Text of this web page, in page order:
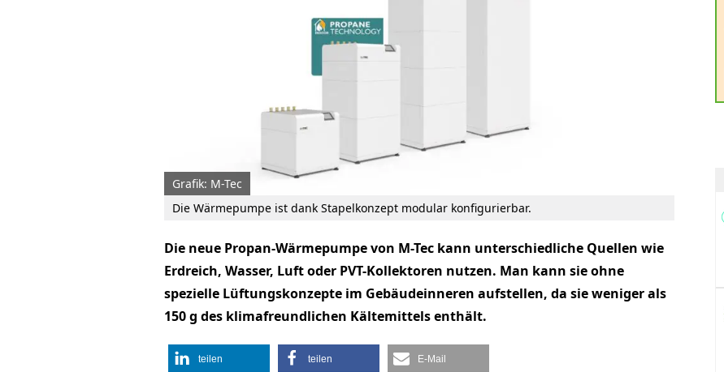
Grafik: M-Tec
Die Wärmepumpe ist dank Stapelkonzept modular konfigurierbar.
Die neue Propan-Wärmepumpe von M-Tec kann unterschiedliche Quellen wie
Erdreich, Wasser, Luft oder PVT-Kollektoren nutzen. Man kann sie ohne
spezielle Lüftungskonzepte im Gebäudeinneren aufstellen, da sie weniger als
150 g des klimafreundlichen Kältemittels enthält.
teilen teilen E-Mail